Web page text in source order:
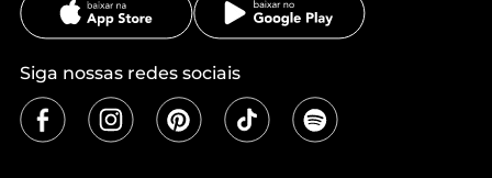
Siga nossas redes sociais